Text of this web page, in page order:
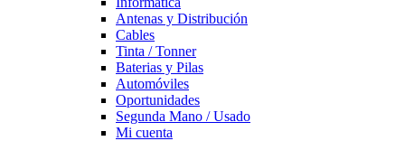
Antenas y Distribución
Cables
Tinta / Tonner
Baterias y Pilas
Automóviles
Oportunidades
Segunda Mano / Usado
Mi cuenta